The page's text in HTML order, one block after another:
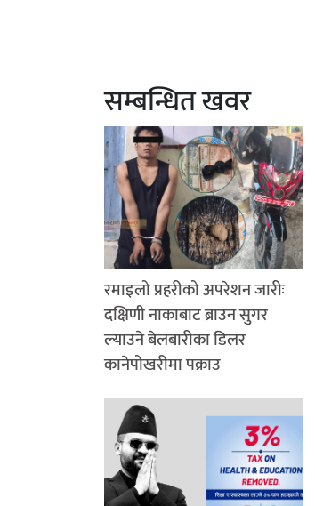
सम्बन्धित खवर
रमाइलो प्रहरीको अपरेशन जारीः
दक्षिणी नाकाबाट ब्राउन सुगर
ल्याउने बेलबारीका डिलर
कानेपोखरीमा पक्राउ